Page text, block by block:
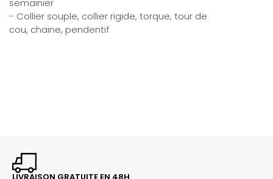
semainier
- Collier souple, collier rigide, torque, tour de
cou, chaine, pendentif